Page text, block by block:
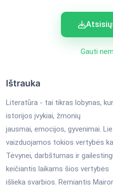
Gauti
Ištrauka
Literatūra - tai tikras lobynas,
istorijos įvykiai, žmonių
jausmai, emocijos, gyvenimai.
vaizduojamos tokios vertybės
Tėvynei, darbštumas ir
keičiantis laikams šios vertybės
išlieka svarbios. Remiantis